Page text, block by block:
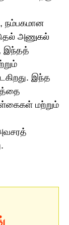
நம்பகமான
அணுகல்
இந்தத்
இந்த
மற்றும்